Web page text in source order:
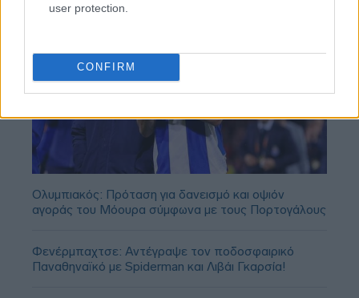
user protection.
CONFIRM
Ολυμπιακός: Πρόταση για δανεισμό και οψιόν
αγοράς του Μόουρα σύμφωνα με τους Πορτογάλους
Φενέρμπαχτσε: Αντέγραψε τον ποδοσφαιρικό
Παναθηναϊκό με Spiderman και Λιβάι Γκαρσία!